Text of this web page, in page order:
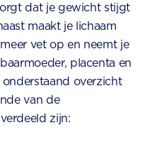
dat je gewicht stijgt
maakt je lichaam
vet op en neemt je
placenta en
overzicht
van de
zijn: